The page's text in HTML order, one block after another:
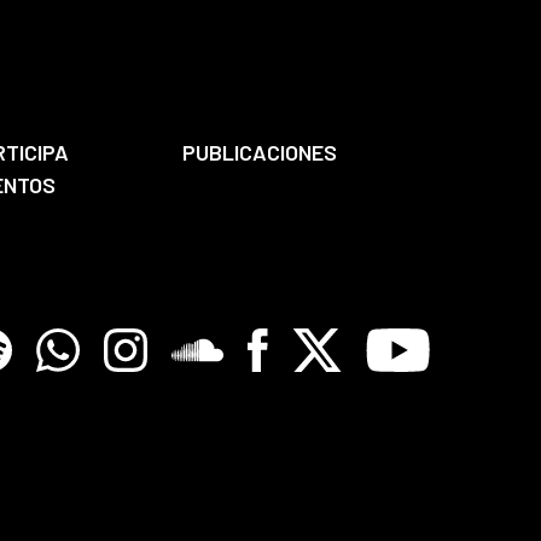
PUBLICACIONES
WhatsappInstagramSoundcloreFacebook
X Youtube